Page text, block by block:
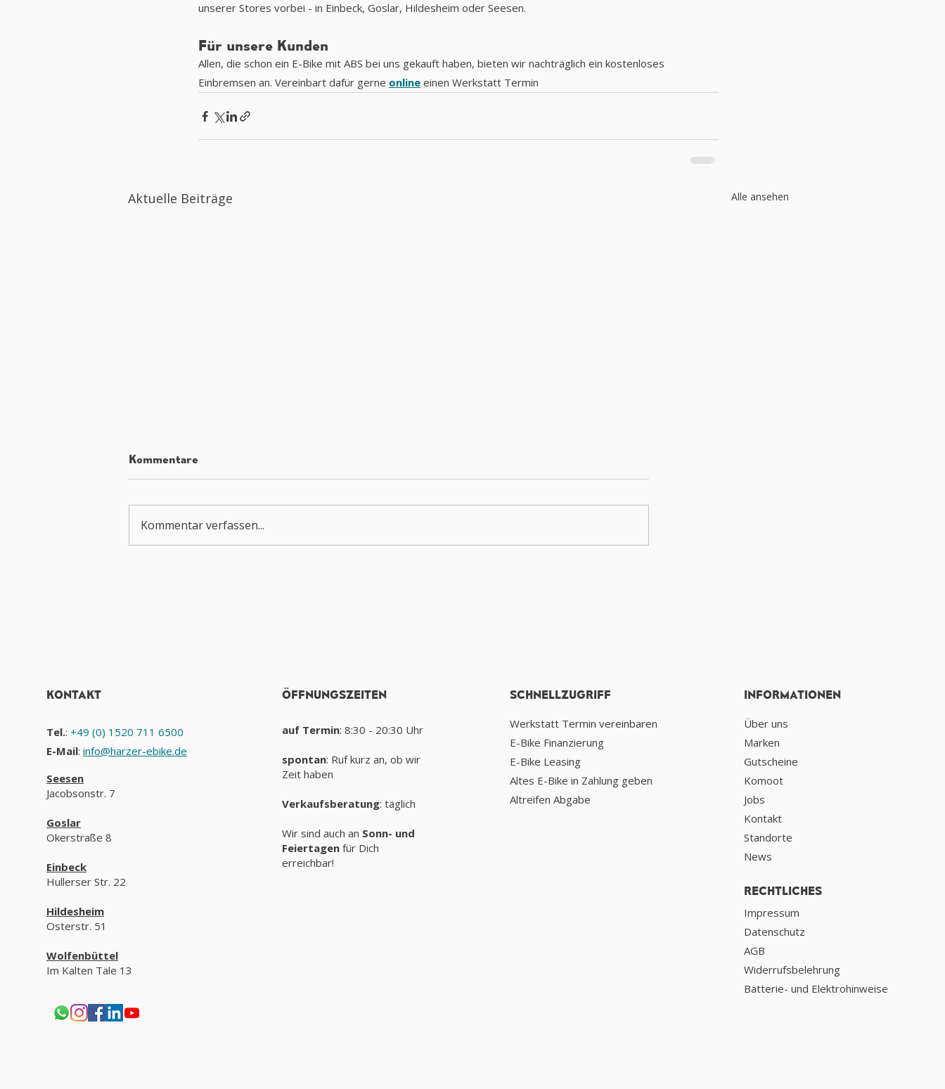
unserer Stores vorbei - in Einbeck, Goslar, Hildesheim oder Seesen.
Für unsere Kunden
Allen, die schon ein E-Bike mit ABS bei uns gekauft haben, bieten wir nachträglich ein kostenloses
Einbremsen an. Vereinbart dafür gerne online einen Werkstatt Termin
Aktuelle Beiträge Alle ansehen
Diese Wartungsarbeiten
kannst Du an Deinem E-
Bike selbst durchführen
damit Du lange sicher fahren
kannst und Spaß daran hast.
Kommentare
Kommentar verfassen...
KONTAKT
Tel.:+49 (0) 1520 711 6500
E-Mail:info@harzer-ebike.de
Seesen
Jacobsonstr. 7
Goslar
Okerstraße 8
Einbeck
Hullerser Str. 22
Hildesheim
Osterstr. 51
Wolfenbüttel
Im Kalten Tale 13
ÖFFNUNGSZEITEN
auf Termin: 8:30 - 20:30 Uhr
spontan: Ruf kurz an, ob wir
Zeit haben
Verkaufsberatung: täglich
Wir sind auch an Sonn- und
Feiertagen für Dich
erreichbar!
SCHNELLZUGRIFF
Werkstatt Termin vereinbaren
E-Bike Finanzierung
E-Bike Leasing
Altes E-Bike in Zahlung geben
Altreifen Abgabe
INFORMATIONEN
Über uns
Marken
Gutscheine
Komoot
Jobs
Kontakt
Standorte
News
RECHTLICHES
Impressum
Datenschutz
AGB
Widerrufsbelehrung
Batterie- und Elektrohinweise